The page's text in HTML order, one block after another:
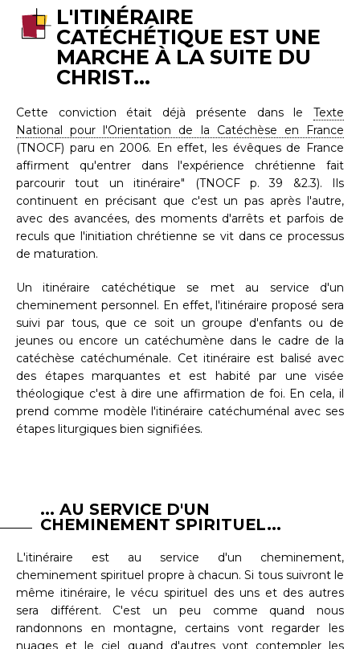
L'ITINÉRAIRE
CATÉCHÉTIQUE EST UNE
MARCHE À LA SUITE DU
CHRIST...
Cette conviction était déjà présente dans le Texte
National pour l'Orientation de la Catéchèse en France
(TNOCF) paru en 2006. En effet, les évêques de France
affirment qu'entrer dans l'expérience chrétienne fait
parcourir tout un itinéraire" (TNOCF p. 39 &2.3). Ils
continuent en précisant que c'est un pas après l'autre,
avec des avancées, des moments d'arrêts et parfois de
reculs que l'initiation chrétienne se vit dans ce processus
de maturation.
Un itinéraire catéchétique se met au service d'un
cheminement personnel. En effet, l'itinéraire proposé sera
suivi par tous, que ce soit un groupe d'enfants ou de
jeunes ou encore un catéchumène dans le cadre de la
catéchèse catéchuménale. Cet itinéraire est balisé avec
des étapes marquantes et est habité par une visée
théologique c'est à dire une affirmation de foi. En cela, il
prend comme modèle l'itinéraire catéchuménal avec ses
étapes liturgiques bien signifiées.
... AU SERVICE D'UN
CHEMINEMENT SPIRITUEL...
L'itinéraire est au service d'un cheminement,
cheminement spirituel propre à chacun. Si tous suivront le
même itinéraire, le vécu spirituel des uns et des autres
sera différent. C'est un peu comme quand nous
randonnons en montagne, certains vont regarder les